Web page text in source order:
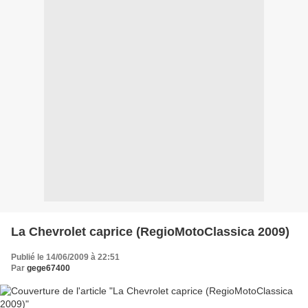
La Chevrolet caprice (RegioMotoClassica 2009)
Publié le 14/06/2009 à 22:51
Par gege67400